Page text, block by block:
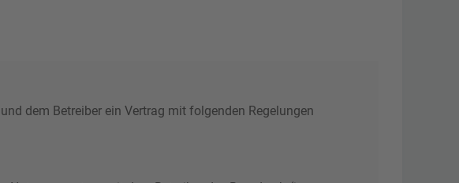
dem Betreiber ein Vertrag mit folgenden Regelungen